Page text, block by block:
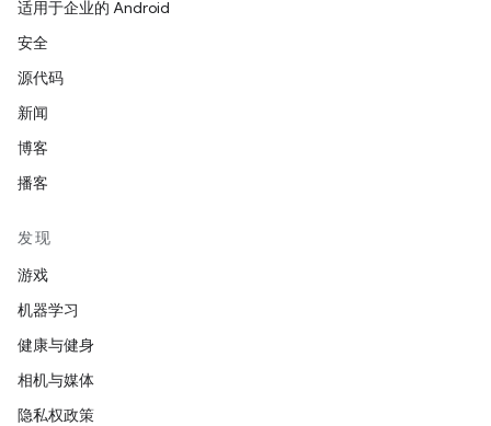
适用于企业的 Android
安全
源代码
新闻
博客
播客
发现
游戏
机器学习
健康与健身
相机与媒体
隐私权政策